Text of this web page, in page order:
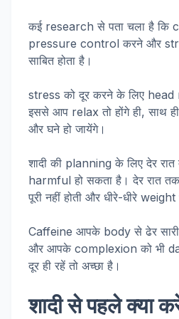
कई research से पता चला है कि
pressure control करने और
साबित होता है।
stress को दूर करने के लिए head
इससे आप relax तो होंगे ही, साथ
और घने हो जायेंगे।
शादी की planning के लिए देर रात
harmful हो सकता है। देर रात
पूरी नहीं होती और धीरे-धीरे
Caffeine आपके body से ढेर
और आपके complexion को भी
दूर ही रहें तो अच्छा है।
शादी से पहले क्या